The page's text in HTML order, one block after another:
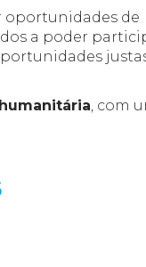
oportunidades de
a poder
, com